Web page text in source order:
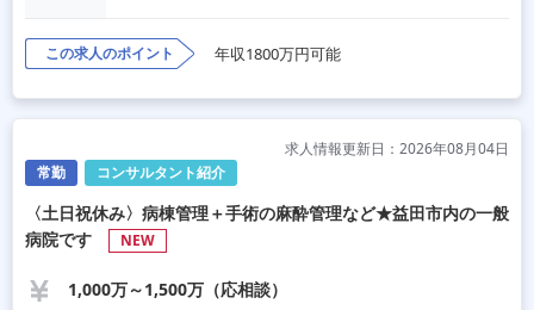
この求人のポイント 年収1800万円可能
常勤 コンサルタント紹介
求人情報更新日：2026年08月04日
〈土日祝休み〉病棟管理＋手術の麻酔管理など★益田市内の一般
病院です
NEW
1,000万～1,500万（応相談）